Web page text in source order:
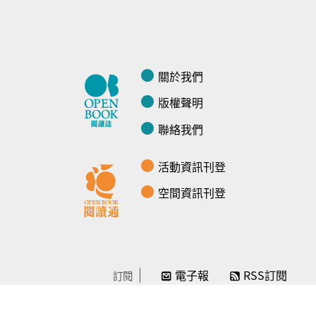
關於我們
版權聲明
聯絡我們
活動資訊刊登
空間資訊刊登
訂閱 電子報 RSS訂閱